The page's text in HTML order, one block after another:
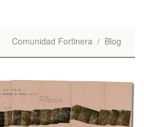
Comunidad Fortinera / Blog